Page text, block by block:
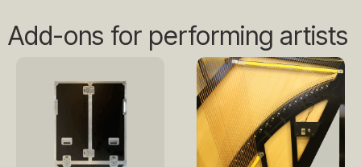
Add-ons for performing artists